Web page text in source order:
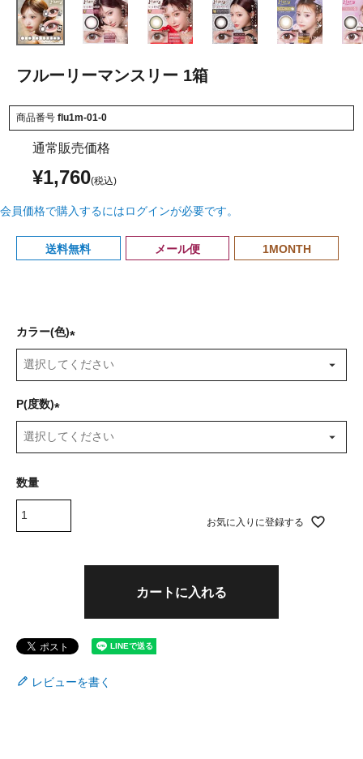
フルーリーマンスリー 1箱
商品番号 flu1m-01-0
通常販売価格
¥1,760
会員価格で購入するにはログインが必要です。
送料無料 メール便 1MONTH
カラー(色)
必
)
P(度数)
必
お気に入りに登録する
カートに入れる
レビューを書く